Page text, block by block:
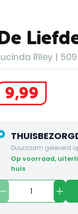
Riley |
9,99
Duurzaam geleverd
op voorraad, uiterlijk dinsdag in
huis